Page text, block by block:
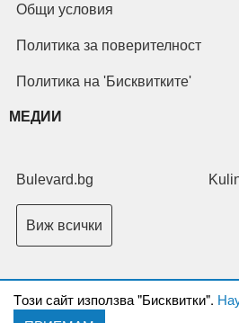
Tози сайт използва "Бисквитки".
Общи условия
Политика за поверителност
Политика на 'Бисквитките'
МЕДИИ
Bulevard.bg
Виж всички